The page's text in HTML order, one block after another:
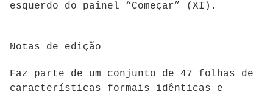
esquerdo do painel “Começar” (XI).
Notas de edição
Faz parte de um conjunto de 47 folhas de
características formais idênticas e